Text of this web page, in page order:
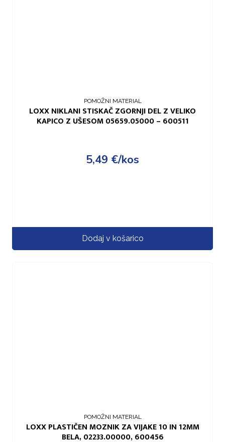
POMOŽNI MATERIAL
LOXX NIKLANI STISKAČ ZGORNJI DEL Z VELIKO
KAPICO Z UŠESOM 05659.05000 – 600511
5,49 €/kos
Dodaj v košarico
POMOŽNI MATERIAL
LOXX PLASTIČEN MOZNIK ZA VIJAKE 10 IN 12MM
BELA, 02233.00000, 600456